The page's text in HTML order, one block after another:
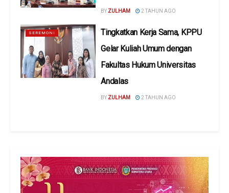
BY ZULHAM 2 TAHUN AGO
SEREMONI
Tingkatkan Kerja Sama, KPPU
Gelar Kuliah Umum dengan
Fakultas Hukum Universitas
Andalas
BY ZULHAM 2 TAHUN AGO